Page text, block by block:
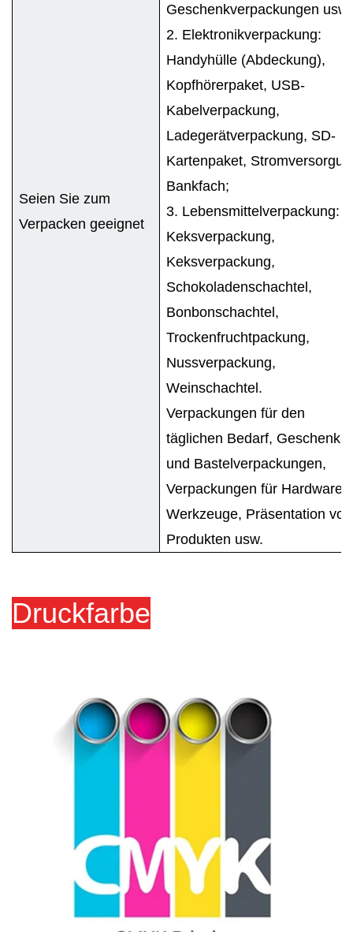
Seien Sie zum
Verpacken geeignet
Geschenkverpackungen usw.
2. Elektronikverpackung:
Handyhülle (Abdeckung),
Kopfhörerpaket, USB-
Kabelverpackung,
Ladegerätverpackung, SD-
Kartenpaket,
Bankfach;
3. Lebensmittelverpackung:
Keksverpackung,
Keksverpackung,
Schokoladenschachtel,
Bonbonschachtel,
Trockenfruchtpackung,
Nussverpackung,
Weinschachtel.
Verpackungen für den
täglichen Bedarf, Geschenk-
und Bastelverpackungen,
Verpackungen für Hardware-
Werkzeuge, Präsentation von
Produkten usw.
Druckfarbe